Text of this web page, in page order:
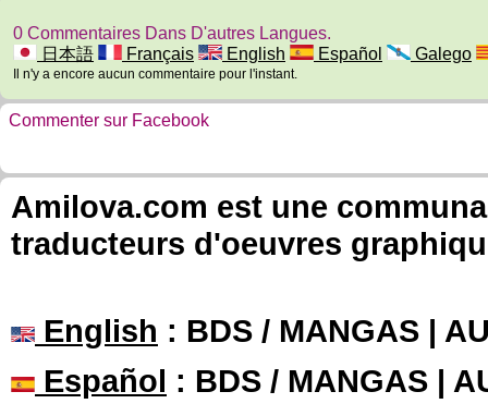
0 Commentaires Dans D'autres Langues.
日本語
Français English Español Galego
Il n'y a encore aucun commentaire pour l'instant.
Commenter sur Facebook
Amilova.com est une
traducteurs d'oeuvres
English : BDS / MANGAS |
Español : BDS / MANGAS |